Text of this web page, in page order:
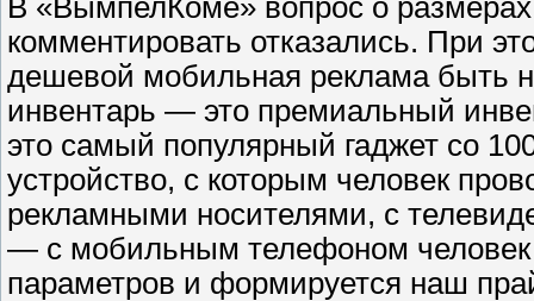
В «ВымпелКоме» вопрос о
комментировать отказались. При
дешевой мобильная реклама быть
инвентарь — это премиальный
это самый популярный гаджет со
устройство, с которым человек
рекламными носителями, с
— с мобильным телефоном человек
параметров и формируется наш